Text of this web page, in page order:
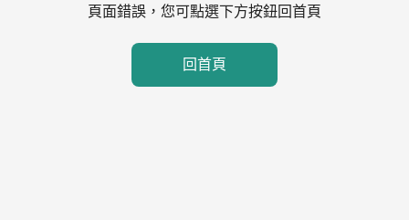
頁面錯誤，您可點選下方按鈕回首頁
回首頁